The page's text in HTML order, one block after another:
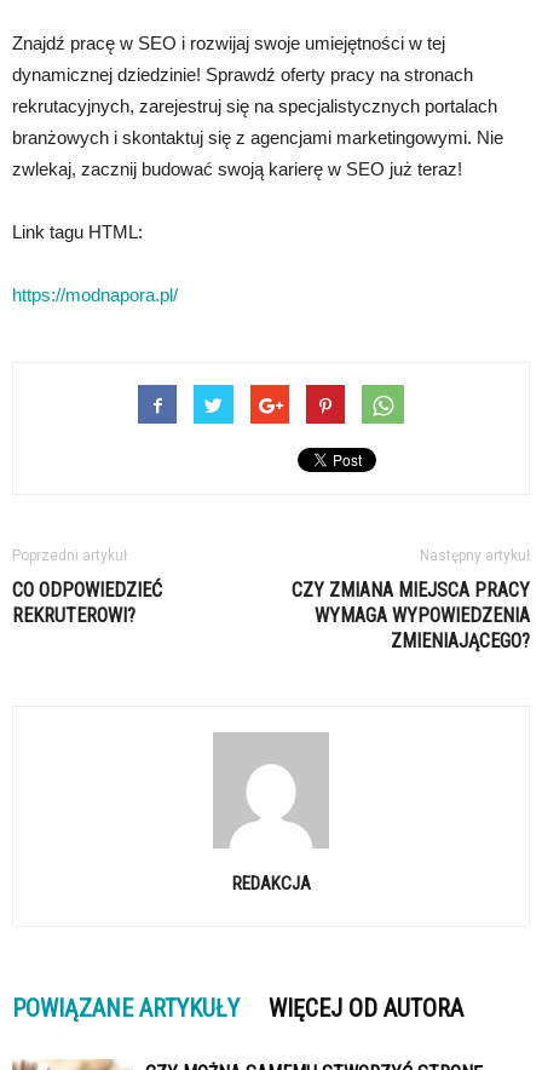
Znajdź pracę w SEO i rozwijaj swoje umiejętności w tej
dynamicznej dziedzinie! Sprawdź oferty pracy na stronach
rekrutacyjnych, zarejestruj się na specjalistycznych portalach
branżowych i skontaktuj się z agencjami marketingowymi. Nie
zwlekaj, zacznij budować swoją karierę w SEO już teraz!
Link tagu HTML:
https://modnapora.pl/
Poprzedni artykuł
CO ODPOWIEDZIEĆ
REKRUTEROWI?
Następny artykuł
CZY ZMIANA MIEJSCA PRACY
WYMAGA WYPOWIEDZENIA
ZMIENIAJĄCEGO?
REDAKCJA
POWIĄZANE ARTYKUŁY WIĘCEJ OD AUTORA